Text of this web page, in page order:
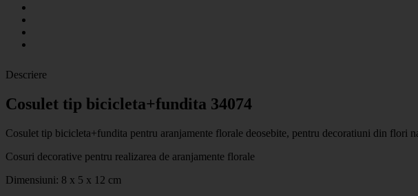
Descriere
Cosulet tip bicicleta+fundita 34074
Cosulet tip bicicleta+fundita pentru aranjamente florale deosebite, pentru decoratiuni din flori
Cosuri decorative pentru realizarea de aranjamente florale
Dimensiuni: 8 x 5 x 12 cm